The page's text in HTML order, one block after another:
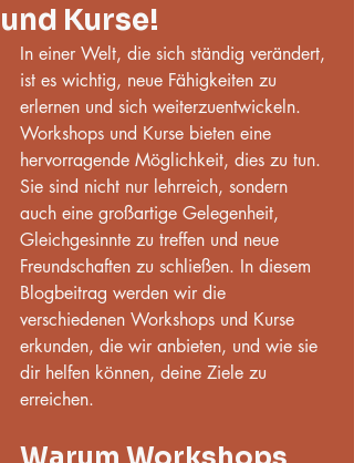
und Kurse!
In einer Welt, die sich ständig verändert,
ist es wichtig, neue Fähigkeiten zu
erlernen und sich weiterzuentwickeln.
Workshops und Kurse bieten eine
hervorragende Möglichkeit, dies zu tun.
Sie sind nicht nur lehrreich, sondern
auch eine großartige Gelegenheit,
Gleichgesinnte zu treffen und neue
Freundschaften zu schließen. In diesem
Blogbeitrag werden wir die
verschiedenen Workshops und Kurse
erkunden, die wir anbieten, und wie sie
dir helfen können, deine Ziele zu
erreichen.